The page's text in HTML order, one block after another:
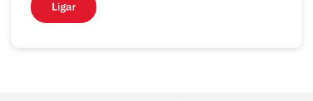
Ligar